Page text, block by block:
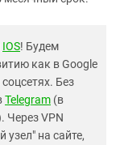
IOS! Будем
как в Google
Без
Telegram (в
Через VPN
на сайте,